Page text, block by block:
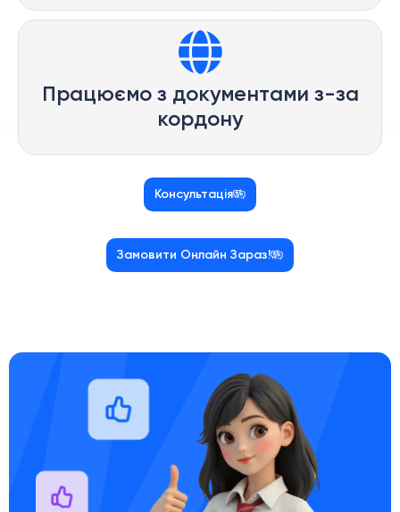
Працюємо з документами з-за
кордону
Консультація
Замовити Онлайн Зараз!